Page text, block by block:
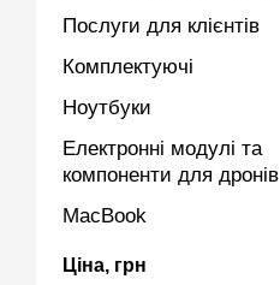
Послуги для клієнтів
Комплектуючі
Ноутбуки
Електронні модулі та
компоненти для дронів
MacBook
Ціна, грн